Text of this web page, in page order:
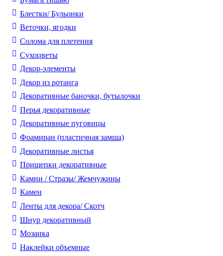
Блестки/ Бульонки
Веточки, ягодки
Солома для плетения
Cухоцветы
Декор-элементы
Декор из ротанга
Декоративные баночки, бутылочки
Перья декоративные
Декоративные пуговицы
Фоамиран (пластичная замша)
Декоративные листья
Прищепки декоративные
Камни / Cтразы/ Жемчужины
Камеи
Ленты для декора/ Скотч
Шнур декоративный
Мозаика
Наклейки объемные